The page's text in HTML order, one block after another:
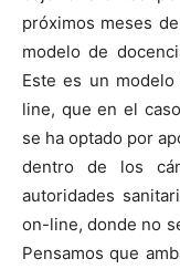
próximos meses
modelo de
Este es un
line, que en el
se ha optado por
dentro de los
autoridades
on-line, donde no
Pensamos que